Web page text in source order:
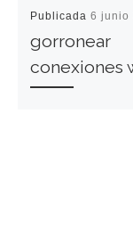
Publicada6 junio
gorronear
conexiones